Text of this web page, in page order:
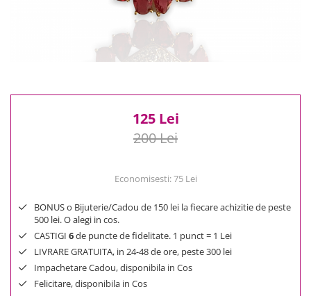
500 Lei - 1000 Lei
125 Lei
200 Lei
Economisesti:75 Lei
BONUS o Bijuterie/Cadou de 150 lei la fiecare achizitie de peste
500 lei. O alegi in cos.
CASTIGI 6de puncte de fidelitate. 1 punct = 1 Lei
LIVRARE GRATUITA, in 24-48 de ore, peste 300 lei
Impachetare Cadou, disponibila in Cos
Felicitare, disponibila in Cos